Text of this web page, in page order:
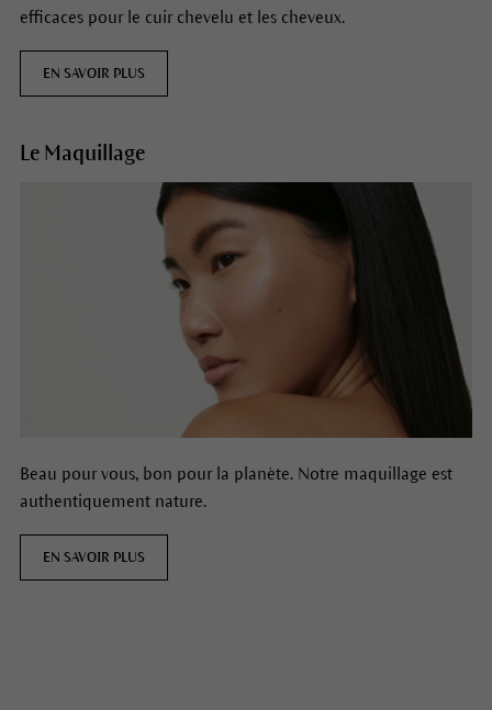
efficaces pour le cuir chevelu et les cheveux.
EN SAVOIR PLUS
Le Maquillage
Beau pour vous, bon pour la planète. Notre maquillage est
authentiquement nature.
EN SAVOIR PLUS